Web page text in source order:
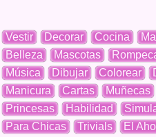
Vestir Decorar Cocina
Belleza
Mascotas
Música
Dibujar Colorear
Manicura
Cartas Muñecas
Princesas
Habilidad
Para Chicas
Trivials El